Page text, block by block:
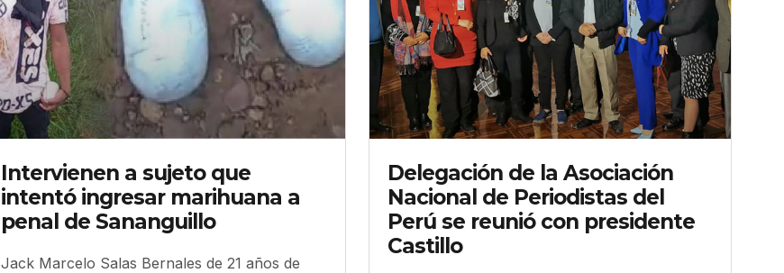
Intervienen a sujeto que
intentó ingresar marihuana a
penal de Sananguillo
Jack Marcelo Salas Bernales de 21 años de
Delegación de la Asociación
Nacional de Periodistas del
Perú se reunió con presidente
Castillo